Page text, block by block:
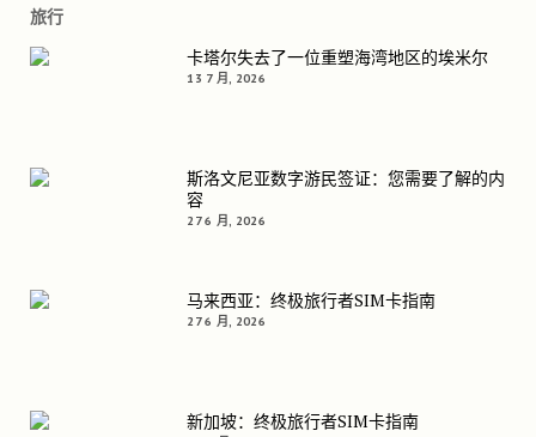
旅行
卡塔尔失去了一位重塑海湾地区的埃米尔
13 7 月, 2026
斯洛文尼亚数字游民签证：您需要了解的内
容
27 6 月, 2026
马来西亚：终极旅行者SIM卡指南
27 6 月, 2026
新加坡：终极旅行者SIM卡指南